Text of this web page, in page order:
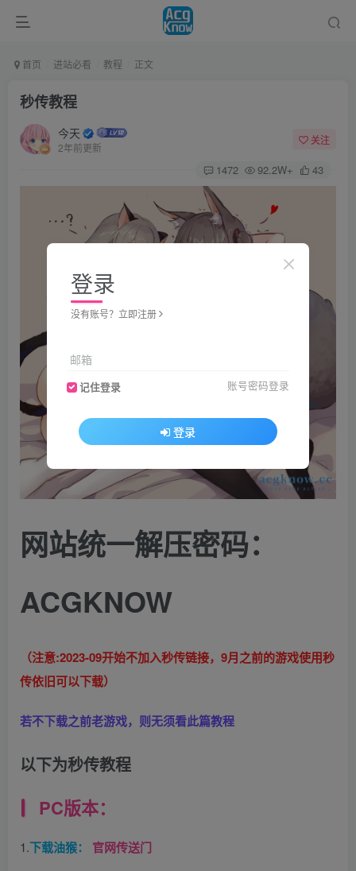
首页 进站必看 教程 正文
秒传教程
今天
2年前更新
关注
1472 92.2W+ 43
网站统一解压密码：
ACGKNOW
（注意:2023-09开始不加入秒传链接，9月之前的游戏使用秒
传依旧可以下载）
若不下载之前老游戏，则无须看此篇教程
以下为秒传教程
PC版本：
1.下载油猴： 官网传送门
登录
没有账号？立即注册
邮箱
记住登录 账号密码登录
登录